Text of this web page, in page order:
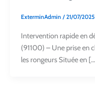
ExterminAdmin /21/07/2025
Intervention rapide en
(91100) – Une prise en
les rongeurs Située en